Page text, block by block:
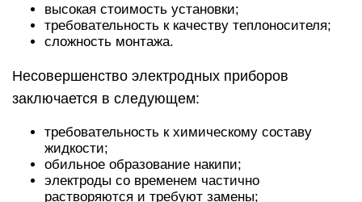
высокая стоимость установки;
требовательность к качеству теплоносителя;
сложность монтажа.
Несовершенство электродных приборов
заключается в следующем:
требовательность к химическому составу
жидкости;
обильное образование накипи;
электроды со временем частично
растворяются и требуют замены;